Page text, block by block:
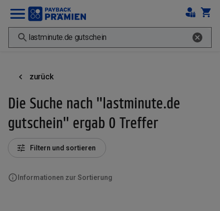
zurück
Die Suche nach "lastminute.de
gutschein" ergab 0 Treffer
Informationen zur Sortierung
Filtern und sortieren